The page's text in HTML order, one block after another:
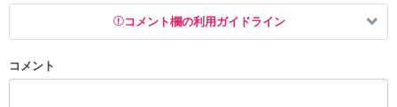
コメント欄の利用ガイドライン
以下の書き込みを禁止とし、場合によってはコメント削除や書き込み制
コメント